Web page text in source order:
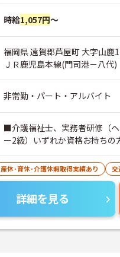
時給1,057円～
福岡県 遠賀郡芦屋町 大字山鹿
ＪＲ鹿児島本線(門司港－八代
非常勤・パート・アルバイト
■介護福祉士、実務者研修（
ー2級）いずれか資格お持ち
産休･育休･介護休暇取得実績あり 交
詳細を見る